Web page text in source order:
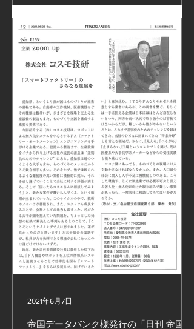
た。 #無人化設備 #ロボット設備
帝国データバンク様発行の「日刊 帝国ニ
2021年6月7日